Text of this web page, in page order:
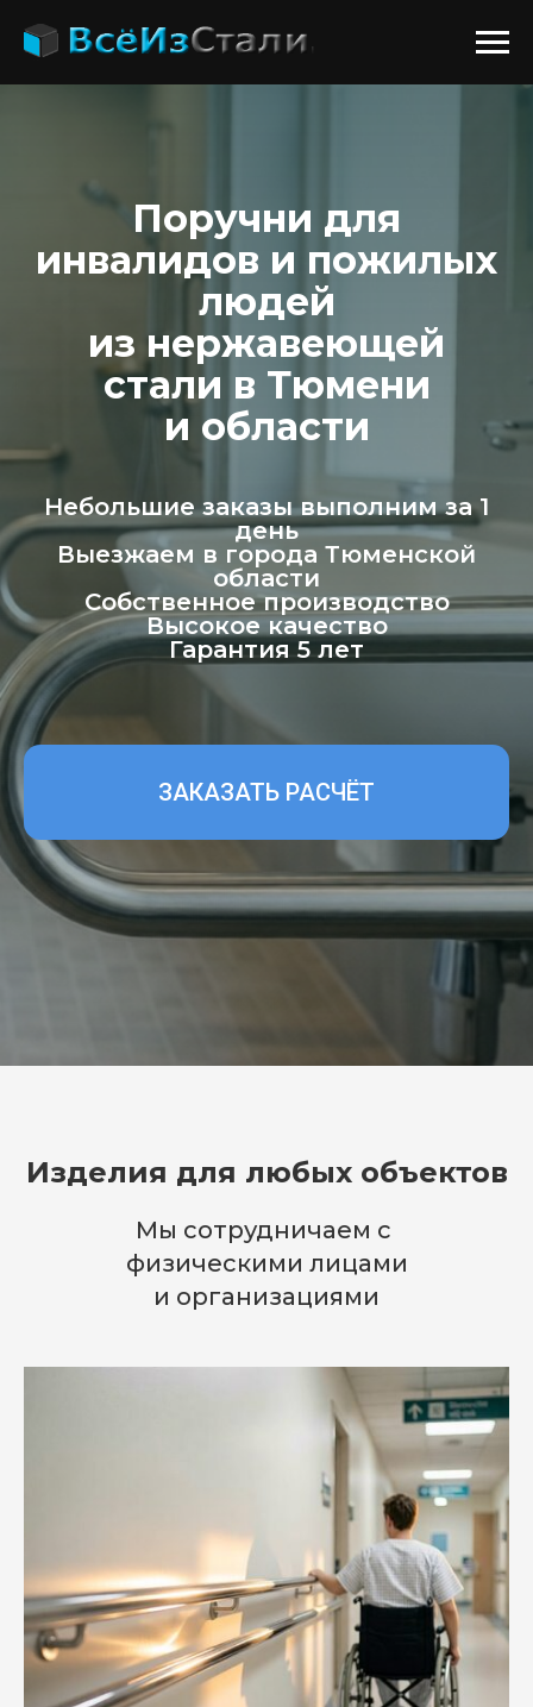
Поручни для
инвалидов и пожилых
людей
из нержавеющей
стали в Тюмени
и области
Небольшие заказы выполним за 1
день
Выезжаем в города Тюменской
области
Собственное производство
Высокое качество
Гарантия 5 лет
ЗАКАЗАТЬ РАСЧЁТ
Изделия для любых объектов
Мы сотрудничаем с
физическими лицами
и организациями